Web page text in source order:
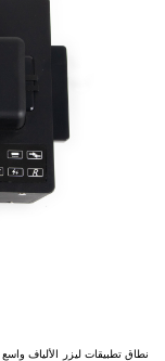
نطاق تطبيقات ليزر الألياف